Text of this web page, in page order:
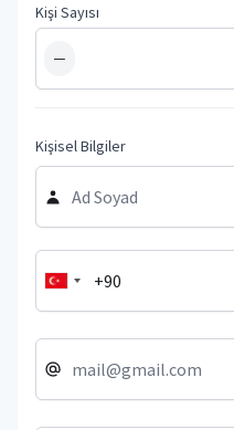
Kişi Sayısı
−
Kişisel Bilgiler